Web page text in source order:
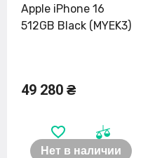
Apple iPhone 16
512GB Black (MYEK3)
49 280 ₴
Нет в наличии